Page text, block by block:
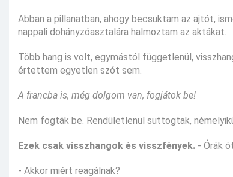
Abban a pillanatban, ahogy becsuktam az ajtót,
nappali dohányzóasztalára halmoztam az aktákat.
Több hang is volt, egymástól függetlenül,
értettem egyetlen szót sem.
A francba is, még dolgom van, fogjátok be!
Nem fogták be. Rendületlenül suttogtak,
Ezek csak visszhangok és visszfények. - Órák
- Akkor miért reagálnak?